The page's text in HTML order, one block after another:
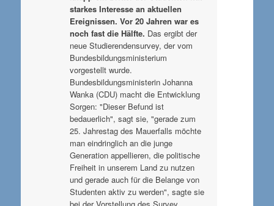
starkes Interesse an aktuellen
Ereignissen. Vor 20 Jahren war es
noch fast die Hälfte. Das ergibt der
neue Studierendensurvey, der vom
Bundesbildungsministerium
vorgestellt wurde.
Bundesbildungsministerin Johanna
Wanka (CDU) macht die Entwicklung
Sorgen: "Dieser Befund ist
bedauerlich", sagt sie, "gerade zum
25. Jahrestag des Mauerfalls möchte
man eindringlich an die junge
Generation appellieren, die politische
Freiheit in unserem Land zu nutzen
und gerade auch für die Belange von
Studenten aktiv zu werden", sagte sie